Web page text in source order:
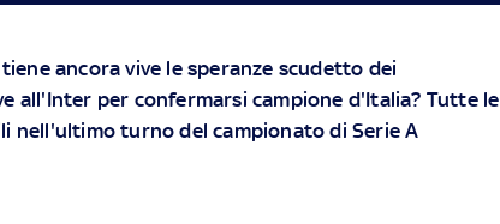
ancora vive le speranze scudetto dei
all'Inter per confermarsi campione d'Italia? Tutte le
nell'ultimo turno del campionato di Serie A